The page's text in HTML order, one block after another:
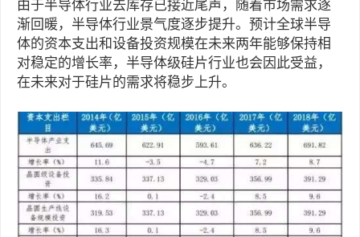
由于半导体行业去库存已接近尾声，随着市场需求逐
渐回暖，半导体行业景气度逐步提升。预计全球半导
体的资本支出和设备投资规模在未来两年能够保持相
对稳定的增长率，半导体级硅片行业也会因此受益，
在未来对于硅片的需求将稳步上升。